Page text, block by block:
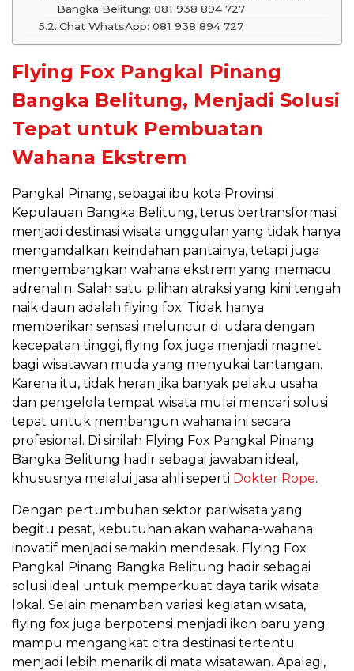
Bangka Belitung: 081 938 894 727
Chat WhatsApp: 081 938 894 727
Flying Fox Pangkal Pinang
Bangka Belitung, Menjadi Solusi
Tepat untuk Pembuatan
Wahana Ekstrem
Pangkal Pinang, sebagai ibu kota Provinsi
Kepulauan Bangka Belitung, terus bertransformasi
menjadi destinasi wisata unggulan yang tidak hanya
mengandalkan keindahan pantainya, tetapi juga
mengembangkan wahana ekstrem yang memacu
adrenalin. Salah satu pilihan atraksi yang kini tengah
naik daun adalah flying fox. Tidak hanya
memberikan sensasi meluncur di udara dengan
kecepatan tinggi, flying fox juga menjadi magnet
bagi wisatawan muda yang menyukai tantangan.
Karena itu, tidak heran jika banyak pelaku usaha
dan pengelola tempat wisata mulai mencari solusi
tepat untuk membangun wahana ini secara
profesional. Di sinilah Flying Fox Pangkal Pinang
Bangka Belitung hadir sebagai jawaban ideal,
khususnya melalui jasa ahli seperti Dokter Rope.
Dengan pertumbuhan sektor pariwisata yang
begitu pesat, kebutuhan akan wahana-wahana
inovatif menjadi semakin mendesak. Flying Fox
Pangkal Pinang Bangka Belitung hadir sebagai
solusi ideal untuk memperkuat daya tarik wisata
lokal. Selain menambah variasi kegiatan wisata,
flying fox juga berpotensi menjadi ikon baru yang
mampu mengangkat citra destinasi tertentu
menjadi lebih menarik di mata wisatawan. Apalagi,